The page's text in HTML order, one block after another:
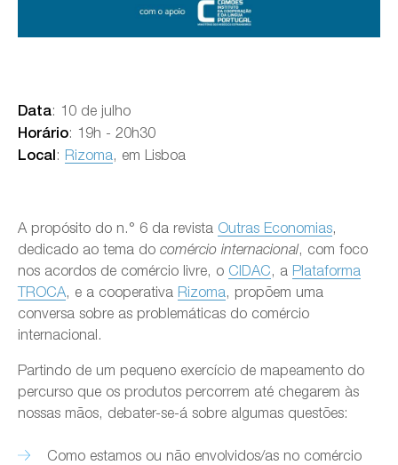
Data: 10 de julho
Horário: 19h - 20h30
Local: Rizoma, em Lisboa
A propósito do n.° 6 da revista Outras Economias
dedicado ao tema do comércio internacional, com foco
nos acordos de comércio livre, o CIDAC , a Plataforma
TROCA , e a cooperativa Rizoma , propõem uma
conversa sobre as problemáticas do comércio
internacional.
Partindo de um pequeno exercício de mapeamento do
percurso que os produtos percorrem até chegarem às
nossas mãos, debater-se-á sobre algumas questões:
Como estamos ou não envolvidos/as no comércio